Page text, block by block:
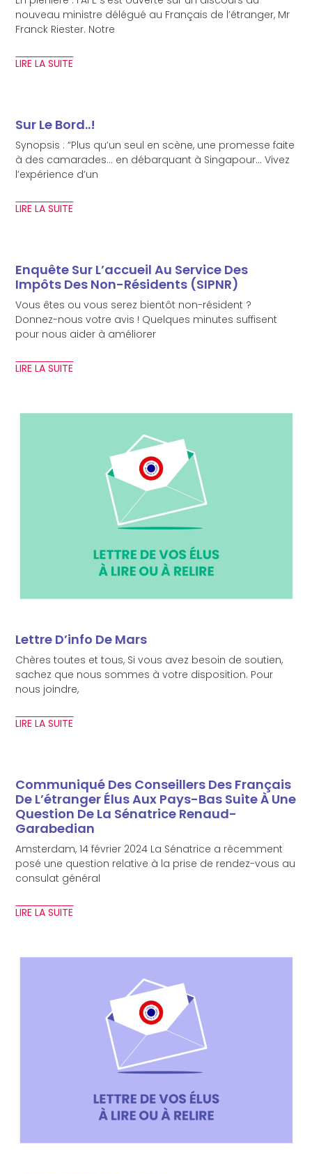
nouveau ministre délégué au Français de l’étranger, Mr
Franck Riester. Notre
LIRE LA SUITE
Sur Le Bord..!
Synopsis : “Plus qu’un seul en scène, une promesse faite
à des camarades… en débarquant à Singapour… Vivez
l’expérience d’un
LIRE LA SUITE
Enquête Sur L’accueil Au Service Des
Impôts Des Non-Résidents (SIPNR)
Vous êtes ou vous serez bientôt non-résident ?
Donnez-nous votre avis ! Quelques minutes suffisent
pour nous aider à améliorer
LIRE LA SUITE
Lettre D’info De Mars
Chères toutes et tous, Si vous avez besoin de soutien,
sachez que nous sommes à votre disposition. Pour
nous joindre,
LIRE LA SUITE
Communiqué Des Conseillers Des Français
De L’étranger Élus Aux Pays-Bas Suite À Une
Question De La Sénatrice Renaud-
Garabedian
Amsterdam, 14 février 2024 La Sénatrice a récemment
posé une question relative à la prise de rendez-vous au
consulat général
LIRE LA SUITE